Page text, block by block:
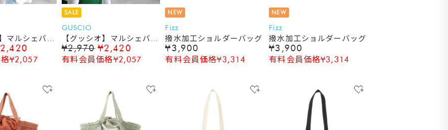
マルシェバッ
グ ショッピ
保冷保温 ト
¥2,057
SALE
GUSCIO
【グッシオ】マルシェバッ
グ エコバッグ ショッピ
ングバッグ 保冷保温 ト
¥2,970 ¥2,420
有料会員価格¥2,057
NEW
Fizz
撥水加工ショルダーバッグ
¥3,900
有料会員価格¥3,314
NEW
Fizz
撥水加工ショルダーバッグ
¥3,900
有料会員価格¥3,314